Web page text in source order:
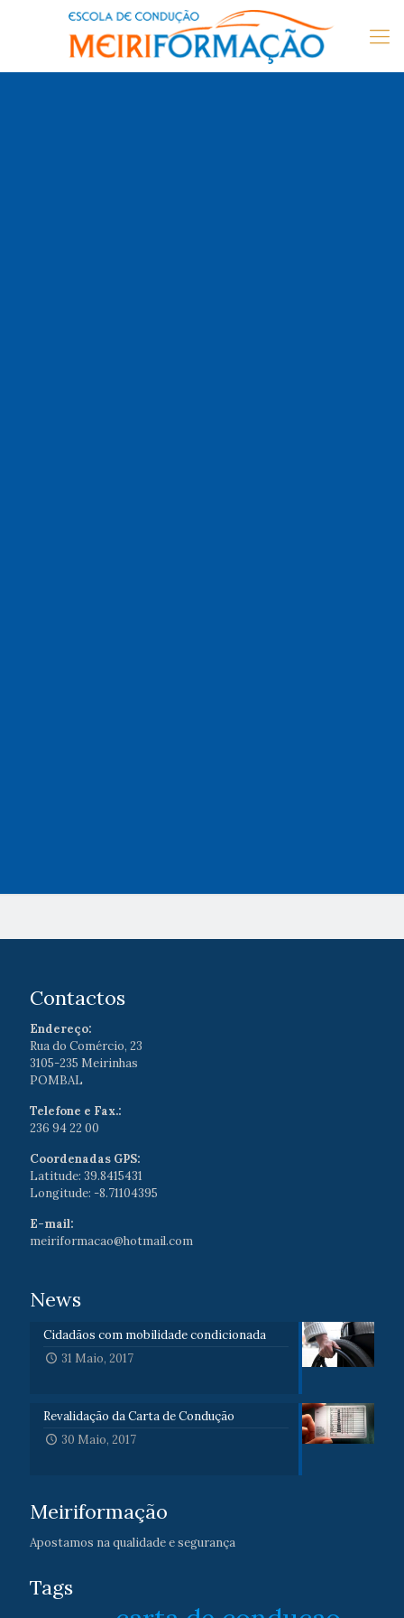
Contactos
Endereço:
Rua do Comércio, 23
3105-235 Meirinhas
POMBAL
Telefone e Fax.:
236 94 22 00
Coordenadas GPS:
Latitude: 39.8415431
Longitude: -8.71104395
E-mail:
meiriformacao@hotmail.com
News
Cidadãos com mobilidade condicionada
31 Maio, 2017
Revalidação da Carta de Condução
30 Maio, 2017
Meiriformação
Apostamos na qualidade e segurança
Tags